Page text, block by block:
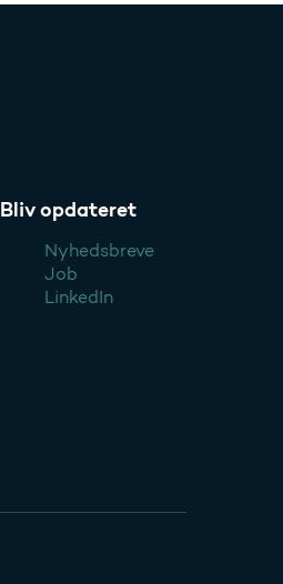
Bliv opdateret
Nyhedsbreve
Job
LinkedIn